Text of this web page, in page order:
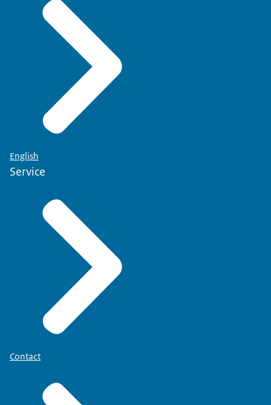
English
Service
Contact